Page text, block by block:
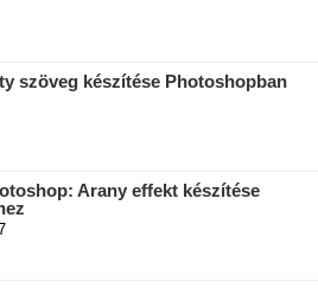
szöveg készítése Photoshopban
Arany effekt készítése